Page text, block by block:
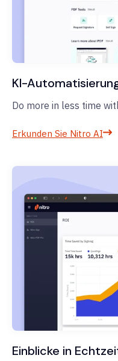
KI-
Do more in less time
Erkunden Sie Nitro AI
Einblicke in